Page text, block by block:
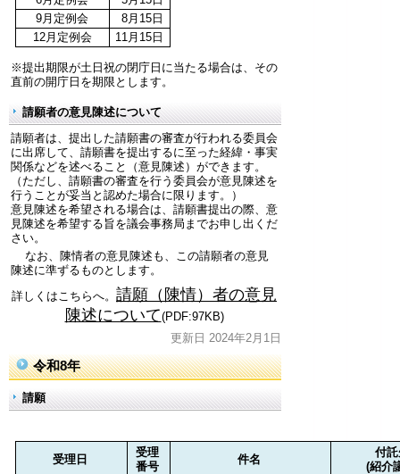
9月定例会
8月15日
12月定例会
11月15日
※提出期限が土日祝の閉庁日に当たる場合は、その
直前の開庁日を期限とします。
請願者の意見陳述について
請願者は、提出した請願書の審査が行われる委員会
に出席して、請願書を提出するに至った経緯・事実
関係などを述べること（意見陳述）ができます。
（ただし、請願書の審査を行う委員会が意見陳述を
行うことが妥当と認めた場合に限ります。）
意見陳述を希望される場合は、請願書提出の際、意
見陳述を希望する旨を議会事務局までお申し出くだ
さい。
なお、陳情者の意見陳述も、この請願者の意見
陳述に準ずるものとします。
詳しくはこちらへ。 請願（陳情）者の意見
陳述について(PDF:97KB)
更新日 2024年2月1日
令和8年
請願
受理日
受理
番号
件名
付
(紹介